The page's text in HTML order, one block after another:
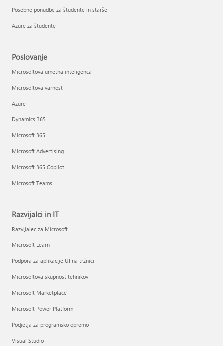
Posebne ponudbe za študente in starše
Azure za študente
Poslovanje
Microsoftova umetna inteligenca
Microsoftova varnost
Azure
Dynamics 365
Microsoft 365
Microsoft Advertising
Microsoft 365 Copilot
Microsoft Teams
Razvijalci in IT
Razvijalec za Microsoft
Microsoft Learn
Podpora za aplikacije UI na tržnici
Microsoftova skupnost tehnikov
Microsoft Marketplace
Microsoft Power Platform
Podjetja za programsko opremo
Visual Studio